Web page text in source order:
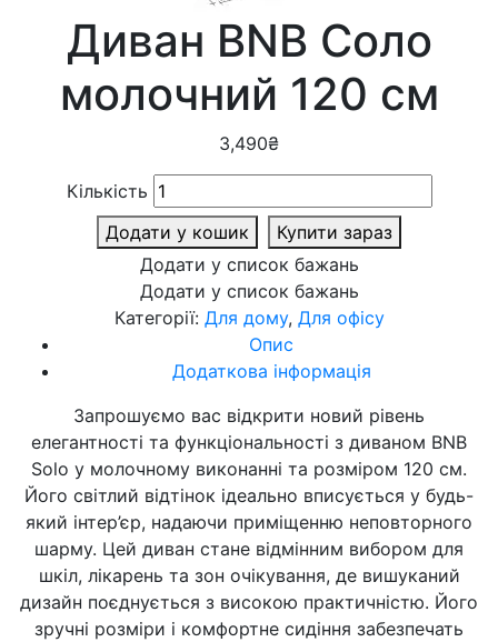
Диван BNB Соло
молочний 120 см
3,490₴
Кількість
Додати у кошик
Купити зараз
Додати у список бажань
Додати у список бажань
Категорії: Для дому, Для офісу
Опис
Додаткова інформація
Запрошуємо вас відкрити новий рівень
елегантності та функціональності з диваном BNB
Solo у молочному виконанні та розміром 120 см.
Його світлий відтінок ідеально вписується у будь-
який інтер’єр, надаючи приміщенню неповторного
шарму. Цей диван стане відмінним вибором для
шкіл, лікарень та зон очікування, де вишуканий
дизайн поєднується з високою практичністю. Його
зручні розміри і комфортне сидіння забезпечать